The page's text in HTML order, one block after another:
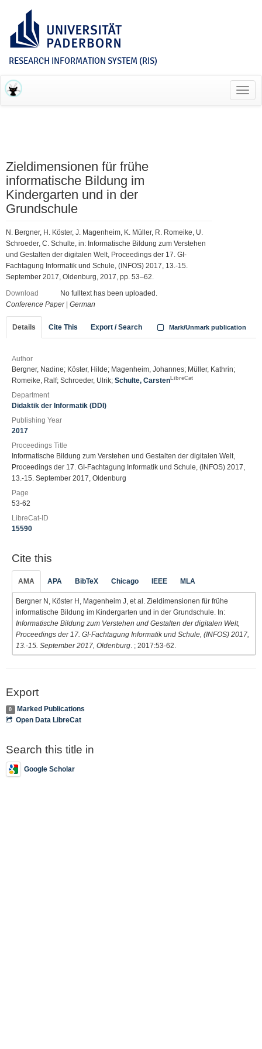
RESEARCH INFORMATION SYSTEM (RIS)
Zieldimensionen für frühe
informatische Bildung im
Kindergarten und in der
Grundschule
N. Bergner, H. Köster, J. Magenheim, K. Müller, R. Romeike, U.
Schroeder, C. Schulte, in: Informatische Bildung zum Verstehen
und Gestalten der digitalen Welt, Proceedings der 17. GI-
Fachtagung Informatik und Schule, (INFOS) 2017, 13.-15.
September 2017, Oldenburg, 2017, pp. 53–62.
Download
No fulltext has been uploaded.
Conference Paper| German
Details Cite This Export / Search Mark/Unmark publication
Author
Bergner, Nadine; Köster, Hilde; Magenheim, Johannes; Müller, Kathrin;
Romeike, Ralf; Schroeder, Ulrik; Schulte, Carsten LibreCat
Department
Didaktik der Informatik (DDI)
Publishing Year
2017
Proceedings Title
Informatische Bildung zum Verstehen und Gestalten der digitalen Welt,
Proceedings der 17. GI-Fachtagung Informatik und Schule, (INFOS) 2017,
13.-15. September 2017, Oldenburg
Page
53-62
LibreCat-ID
15590
Cite this
AMA APA BibTeX Chicago IEEE MLA
Bergner N, Köster H, Magenheim J, et al. Zieldimensionen für frühe
informatische Bildung im Kindergarten und in der Grundschule. In:
Informatische Bildung zum Verstehen und Gestalten der digitalen Welt,
Proceedings der 17. GI-Fachtagung Informatik und Schule, (INFOS) 2017,
13.-15. September 2017, Oldenburg . ; 2017:53-62.
Export
0
Marked Publications
Open Data LibreCat
Search this title in
Google Scholar